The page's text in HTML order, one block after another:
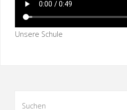
Unsere Schule